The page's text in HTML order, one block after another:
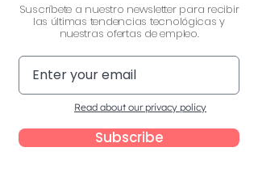
Suscríbete a nuestro newsletter para recibir
las últimas tendencias tecnológicas y
nuestras ofertas de empleo.
Read about our privacy policy
Subscribe